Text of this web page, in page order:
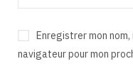
Enregistrer mon
navigateur pour mon